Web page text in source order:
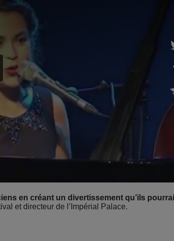
en créant un divertissement qu’ils
et directeur de l’Impérial Palace.